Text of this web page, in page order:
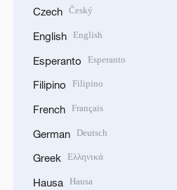
Czech Český
English English
Esperanto Esperanto
Filipino Filipino
French Français
German Deutsch
Greek Ελληνικά
Hausa Hausa